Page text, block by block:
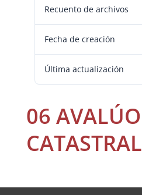
Recuento de archivos
Fecha de creación
Última actualización
06 AVALÚO
CATASTRAL